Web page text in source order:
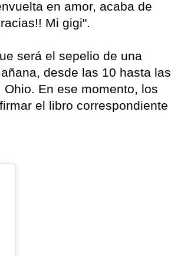
en amor, acaba de
Mi gigi".
será el sepelio de una
desde las 10 hasta las
En ese momento, los
el libro correspondiente